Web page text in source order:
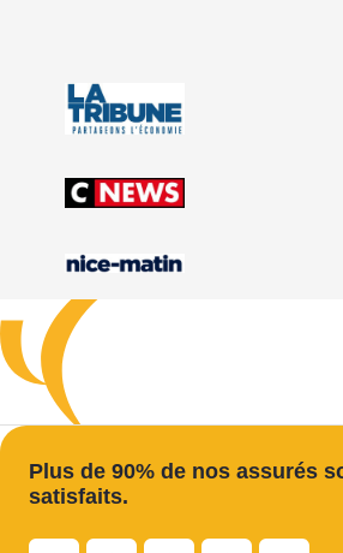
Plus de 90% de nos assurés
satisfaits.